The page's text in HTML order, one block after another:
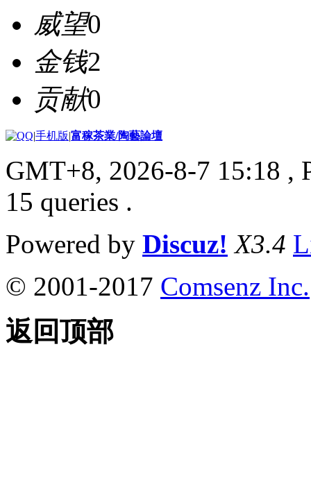
威望0
金钱2
贡献0
|手机版|富稼茶業/陶藝論壇
GMT+8, 2026-8-7 15:18 ,
15 queries .
Powered by Discuz! X3.4
© 2001-2017 Comsenz Inc.
返回顶部